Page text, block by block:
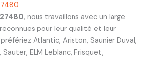
, nous travaillons avec un large
pour leur qualité et leur
Atlantic, Ariston, Saunier Duval,
Sauter, ELM Leblanc, Frisquet,